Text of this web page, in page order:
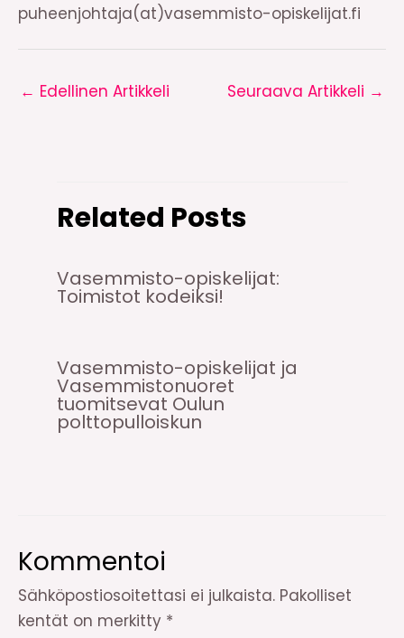
puheenjohtaja(at)vasemmisto-opiskelijat.fi
← Edellinen Artikkeli Seuraava Artikkeli →
Related Posts
Vasemmisto-opiskelijat:
Toimistot kodeiksi!
Vasemmisto-opiskelijat ja
Vasemmistonuoret
tuomitsevat Oulun
polttopulloiskun
Kommentoi
Sähköpostiosoitettasi ei julkaista. Pakolliset
kentät on merkitty *